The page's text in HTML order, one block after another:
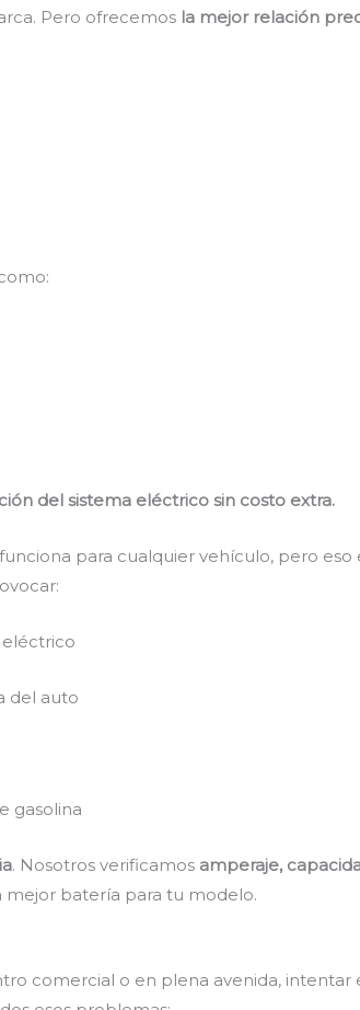
Pero ofrecemos la mejor relación
del sistema eléctrico sin costo extra.
para cualquier vehículo, pero
del auto
gasolina
. Nosotros verificamos amperaje,
mejor batería para tu modelo.
comercial o en plena avenida,